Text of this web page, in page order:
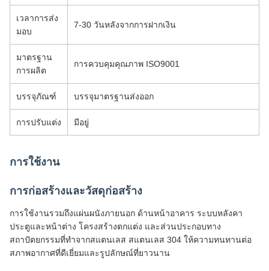
เวลาการส่ง
มอบ
7-30 วันหลังจากการฝากเงิน
มาตรฐาน
การผลิต
การควบคุมคุณภาพ ISO9001
บรรจุภัณฑ์ บรรจุมาตรฐานส่งออก
การปรับแต่ง มีอยู่
การใช้งาน
การก่อสร้างและวัสดุก่อสร้าง
การใช้งานรวมถึงแผ่นผนังภายนอก ด้านหน้าอาคาร ระบบหลังคา
ประตูและหน้าต่าง โครงสร้างตกแต่ง และส่วนประกอบทาง
สถาปัตยกรรมที่ทำจากสแตนเลส สแตนเลส 304 ให้ความทนทานต่อ
สภาพอากาศที่ดีเยี่ยมและรูปลักษณ์ที่ยาวนาน